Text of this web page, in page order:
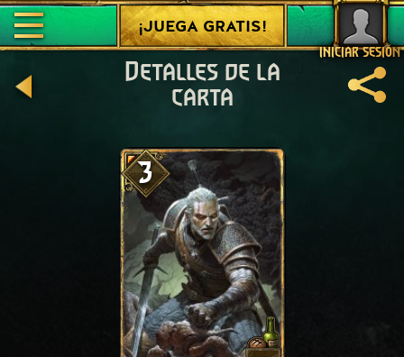
INICIAR SESIÓN
¡JUEGA GRATIS!
Detalles de la
carta
3